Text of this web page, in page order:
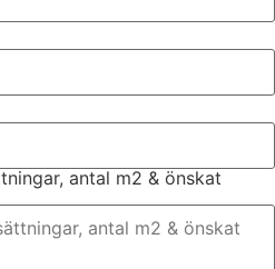
antal m2 & önskat